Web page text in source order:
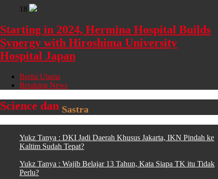
18
Starting in 2024, Hermina Hospital Builds
Synergy with Hiroshima University
Hospital Japan
Berita Utama
Breaking News
Science dan Sastra
Yukz Tanya : DKI Jadi Daerah Khusus Jakarta, IKN Pindah ke
Kaltim Sudah Tepat?
Yukz Tanya : Wajib Belajar 13 Tahun, Kata Siapa TK itu Tidak
Perlu?